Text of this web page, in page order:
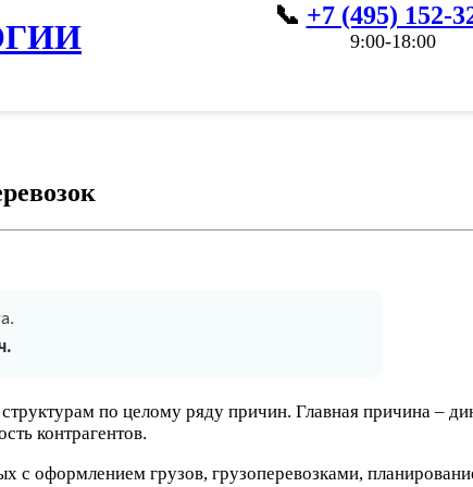
+7 (495) 152-
9:00-18:00
по целому ряду причин. Главная причина –
контрагентов.
с оформлением грузов, грузоперевозками,